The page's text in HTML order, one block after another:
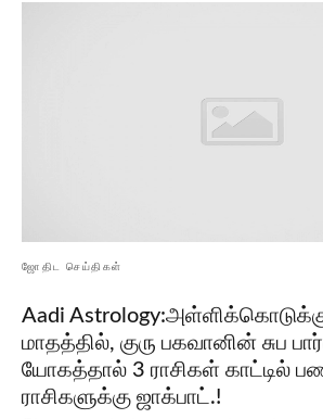
ஜோதிட செய்திகள்
Aadi
மாதத்தில், குரு பகவானின் சுப
யோகத்தால் 3 ராசிகள் காட்டில்
ராசிகளுக்கு ஜாக்பாட்.!